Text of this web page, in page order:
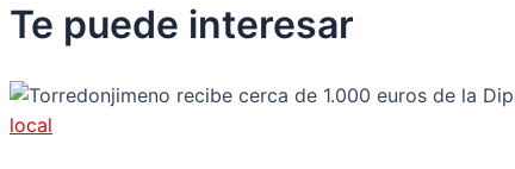
Te puede interesar
local